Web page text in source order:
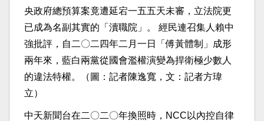
央政府總預算案竟遭延宕一五五天未審，立法院更
已成為名副其實的「瀆職院」。 經民連召集人賴中
強批評，自二〇二四年二月一日「傅黃體制」成形
兩年來，藍白兩黨從國會濫權演變為捍衛極少數人
的違法特權。（圖：記者陳逸寬，文：記者方瑋
立）
中天新聞台在二〇二〇年換照時，NCC以內控自律